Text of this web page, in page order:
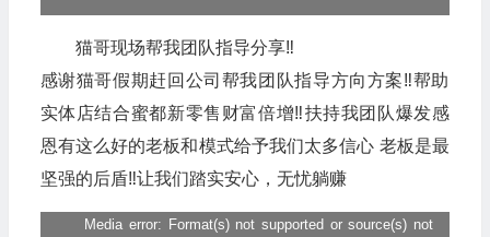
猫哥现场帮我团队指导分享‼
感谢猫哥假期赶回公司帮我团队指导方向方案‼️帮助
实体店结合蜜都新零售财富倍增‼️️扶持我团队爆发感
恩有这么好的老板和模式给予我们太多信心 老板是最
坚强的后盾‼️让我们踏实安心，无忧躺赚
Media error: Format(s) not supported or source(s) not